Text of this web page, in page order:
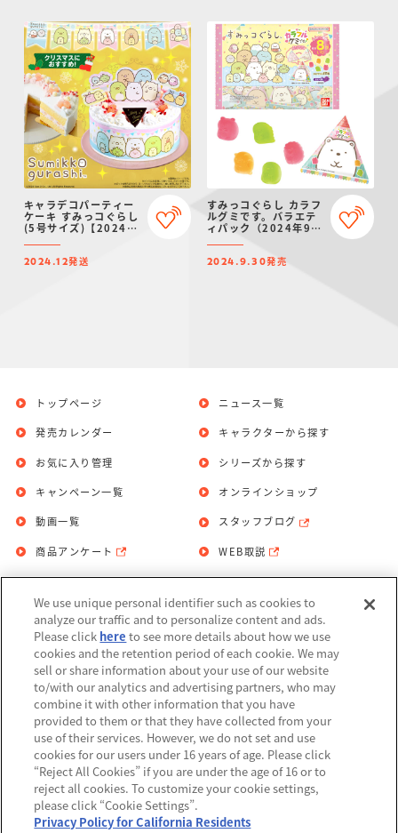
キャラデコパーティー
ケーキ すみっコぐらし
(5号サイズ)【2024年
12月発送・クリスマス
予約】
2024.12発送
すみっコぐらし カラフ
ルグミです。バラエテ
ィパック（2024年9月
2024.9.30発売
トップページ
発売カレンダー
お気に入り管理
ニュース一覧
キャラクターから探す
シリーズから探す
キャンペーン一覧
動画一覧
商品アンケート
オンラインショップ
スタッフブログ
WEB取説
お問い合わせ 個人情報保護方針
利用規約
Do Not Sell or Share My Personal
Information
アレルギー情報
©BANDAI
We use unique personal identifier such as cookies to
analyze our traffic and to personalize content and ads.
Please click here to see more details about how we use
cookies and the retention period of each cookie. We may
sell or share information about your use of our website
to/with our analytics and advertising partners, who may
combine it with other information that you have
provided to them or that they have collected from your
use of their services. However, we do not set and use
cookies for our users under 16 years of age. Please click
“Reject All Cookies” if you are under the age of 16 or to
reject all cookies. To customize your cookie settings,
please click “Cookie Settings”.
Privacy Policy for California Residents